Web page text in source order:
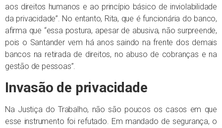
aos direitos humanos e ao princípio básico de inviolabilidade
da privacidade”. No entanto, Rita, que é funcionária do banco,
afirma que “essa postura, apesar de abusiva, não surpreende,
pois o Santander vem há anos saindo na frente dos demais
bancos na retirada de direitos, no abuso de cobranças e na
gestão de pessoas”.
Invasão de privacidade
Na Justiça do Trabalho, não são poucos os casos em que
esse instrumento foi refutado. Em mandado de segurança, o